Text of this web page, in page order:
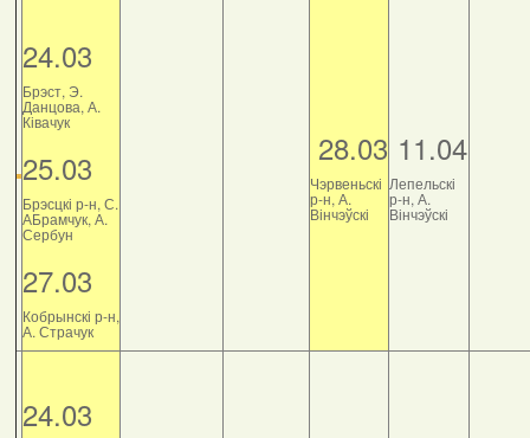
24.03
Брэст, Э.
Данцова, А.
Ківачук
25.03
Брэсцкі р-н, С.
АБрамчук, А.
Сербун
27.03
Кобрынскі р-н,
А. Страчук
28.03
Чэрвеньскі
р-н, А.
Вінчэўскі
11.04
Лепельскі
р-н, А.
Вінчэўскі
24.03